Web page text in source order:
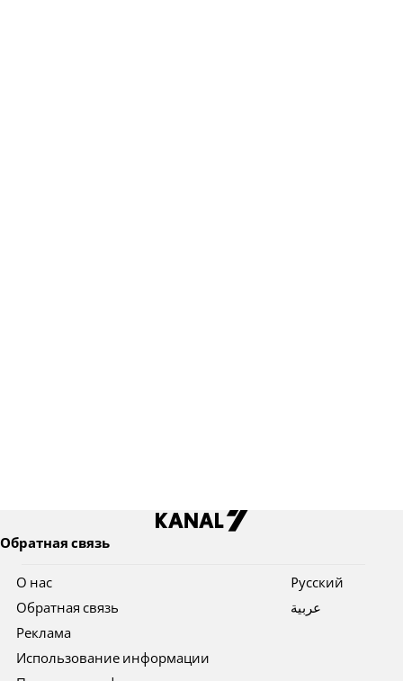
Обратная связь
О нас
Обратная связь
Реклама
Использование информации
Pусский
عربية